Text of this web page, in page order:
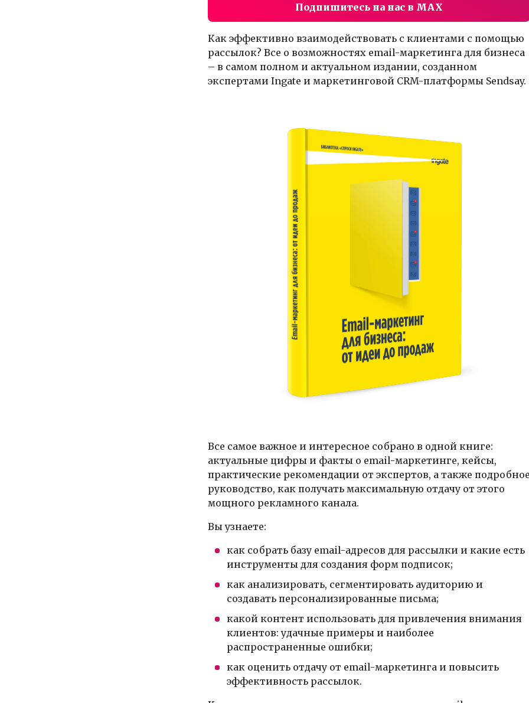
Подпишитесь на нас в MAX
Как эффективно взаимодействовать с клиентами с помощью
рассылок? Все о возможностях email-маркетинга для бизнеса
– в самом полном и актуальном издании, созданном
экспертами Ingate и маркетинговой CRM-платформы Sendsay.
Все самое важное и интересное собрано в одной книге:
актуальные цифры и факты о email-маркетинге, кейсы,
практические рекомендации от экспертов, а также
руководство, как получать максимальную отдачу от этого
мощного рекламного канала.
Вы узнаете:
как собрать базу email-адресов для рассылки и какие есть
инструменты для создания форм подписок;
как анализировать, сегментировать аудиторию и
создавать персонализированные письма;
какой контент использовать для привлечения внимания
клиентов: удачные примеры и наиболее
распространенные ошибки;
как оценить отдачу от email-маркетинга и повысить
эффективность рассылок.